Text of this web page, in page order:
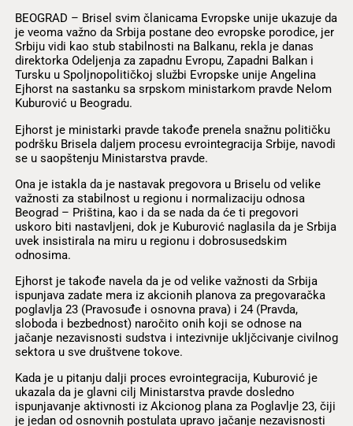
BEOGRAD – Brisel svim članicama Evropske unije ukazuje da
je veoma važno da Srbija postane deo evropske porodice, jer
Srbiju vidi kao stub stabilnosti na Balkanu, rekla je danas
direktorka Odeljenja za zapadnu Evropu, Zapadni Balkan i
Tursku u Spoljnopolitičkoj službi Evropske unije Angelina
Ejhorst na sastanku sa srpskom ministarkom pravde Nelom
Kuburović u Beogradu.
Ejhorst je ministarki pravde takođe prenela snažnu političku
podršku Brisela daljem procesu evrointegracija Srbije, navodi
se u saopštenju Ministarstva pravde.
Ona je istakla da je nastavak pregovora u Briselu od velike
važnosti za stabilnost u regionu i normalizaciju odnosa
Beograd – Priština, kao i da se nada da će ti pregovori
uskoro biti nastavljeni, dok je Kuburović naglasila da je Srbija
uvek insistirala na miru u regionu i dobrosusedskim
odnosima.
Ejhorst je takođe navela da je od velike važnosti da Srbija
ispunjava zadate mera iz akcionih planova za pregovaračka
poglavlja 23 (Pravosuđe i osnovna prava) i 24 (Pravda,
sloboda i bezbednost) naročito onih koji se odnose na
jačanje nezavisnosti sudstva i intezivnije ukljčcivanje civilnog
sektora u sve društvene tokove.
Kada je u pitanju dalji proces evrointegracija, Kuburović je
ukazala da je glavni cilj Ministarstva pravde dosledno
ispunjavanje aktivnosti iz Akcionog plana za Poglavlje 23, čiji
je jedan od osnovnih postulata upravo jačanje nezavisnosti